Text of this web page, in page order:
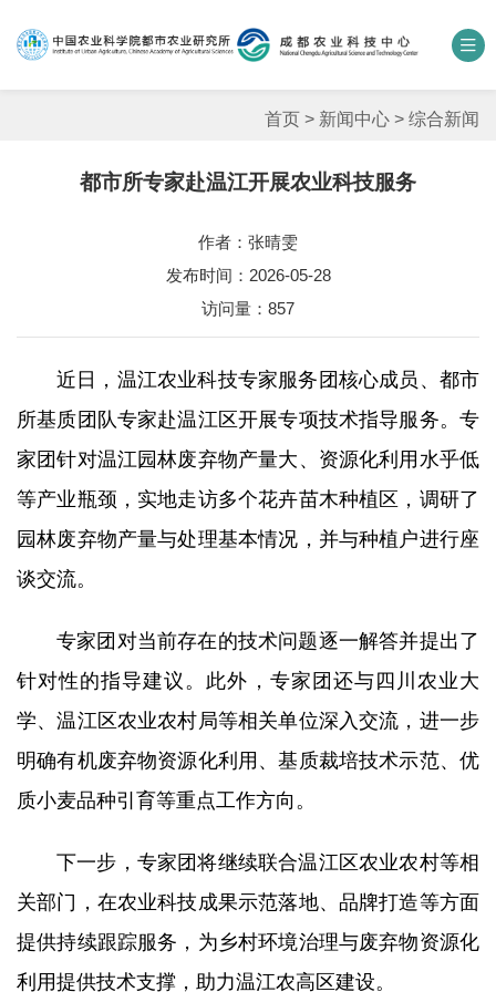
中国农业科学院 科研期刊
单位概况
平台基地
合作交流
研究生培养
成果转化
党建文化
农科研学
园区服务
首页 > 新闻中心 > 综合新闻
都市所专家赴温江开展农业科技服务
作者：张晴雯
发布时间：2026-05-28
访问量： 857
近日，温江农业科技专家服务团核心成员、都市
所基质团队专家赴温江区开展专项技术指导服务。专
家团针对温江园林废弃物产量大、资源化利用水乎低
等产业瓶颈，实地走访多个花卉苗木种植区，调研了
园林废弃物产量与处理基本情况，并与种植户进行座
谈交流。
专家团对当前存在的技术问题逐一解答并提出了
针对性的指导建议。此外，专家团还与四川农业大
学、温江区农业农村局等相关单位深入交流，进一步
明确有机废弃物资源化利用、基质裁培技术示范、优
质小麦品种引育等重点工作方向。
下一步，专家团将继续联合温江区农业农村等相
关部门，在农业科技成果示范落地、品牌打造等方面
提供持续跟踪服务，为乡村环境治理与废弃物资源化
利用提供技术支撑，助力温江农高区建设。